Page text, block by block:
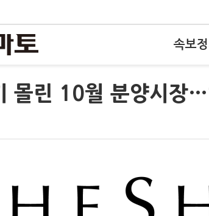
속보정
몰린 10월 분양시장